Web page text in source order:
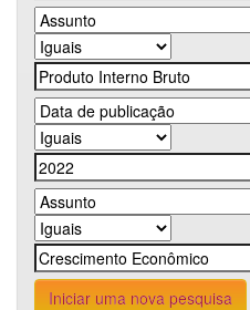
Iniciar uma nova pesquisa